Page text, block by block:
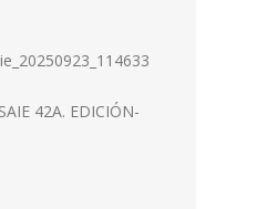
42A. EDICIÓN-